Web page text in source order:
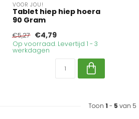
VOOR JOU!
Tablet hiep hiep hoera
90 Gram
€5,27 €4,79
Op voorraad. Levertijd 1 - 3
werkdagen
Toon 1 - 5 van 5